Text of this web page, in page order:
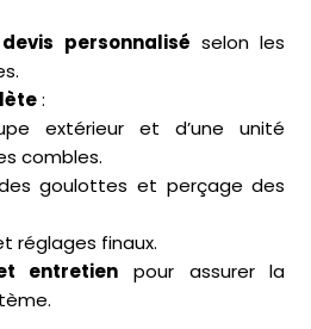
personnalisé selon les
:
extérieur et d’une unité
combles.
goulottes et perçage des
réglages finaux.
entretien pour assurer la